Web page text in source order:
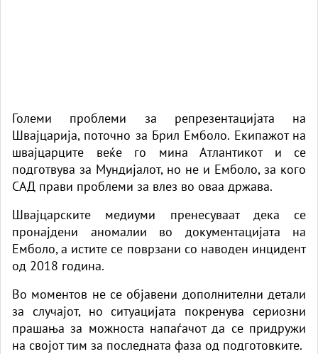
Големи проблеми за репрезентацијата на
Швајцарија, поточно за Брил Емболо. Екипажот на
швајцарците веќе го мина Атлантикот и се
подготвува за Мундијалот, но не и Емболо, за кого
САД прави проблеми за влез во оваа држава.
Швајцарските медиуми пренесуваат дека се
пронајдени аномалии во документацијата на
Емболо, а истите се поврзани со наводен инцидент
од 2018 година.
Во моментов не се објавени дополнителни детали
за случајот, но ситуацијата покренува сериозни
прашања за можноста напаѓачот да се придружи
на својот тим за последната фаза од подготовките.